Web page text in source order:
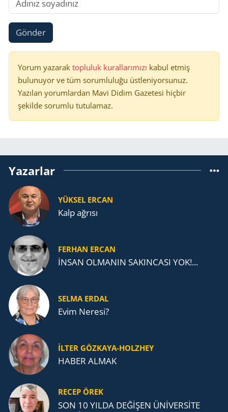
Gönder
Yorum yazarak topluluk kurallarımızı kabul etmiş
bulunuyor ve tüm sorumluluğu üstleniyorsunuz.
Yazılan yorumlardan Mavi Didim Gazetesi hiçbir
şekilde sorumlu tutulamaz.
Yazarlar
YÜKSEL ERCAN
Kalp ağrısı
FERHAN ERCAN
İNSAN OLMANIN SAKINCASI YOK!...
SELMA ERDAL
Evim Neresi?
İLTER GÖZKAYA-HOLZHEY
HABER ALMAK
RECEP ÖREK
SON 10 YILDA DEĞİŞEN ÜNİVERSİTE